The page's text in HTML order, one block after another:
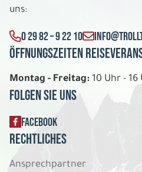
uns:
0 29 82 – 9 22 10
Öffnungszeiten
Montag - Freitag: 10 Uhr -
Folgen Sie uns
FACEBOOK
Rechtliches
Ansprechpartner